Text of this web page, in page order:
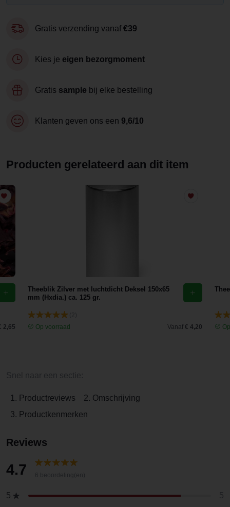
Gratis verzending vanaf €39
Kies je eigen bezorgmoment
Gratis sample bij elke bestelling
Klanten geven ons een 9,6/10
Producten gerelateerd aan dit item
2,65
Theeblik Zilver met luchtdicht Deksel 150x65
mm (Hxdia.) ca. 125 gr.
Op voorraad
Vanaf € 4,20
1. Productreviews
2. Omschrijving
3. Productkenmerken
Reviews
4.7
5